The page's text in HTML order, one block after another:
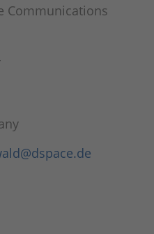
Communications